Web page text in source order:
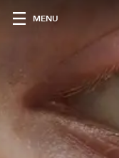
MENU